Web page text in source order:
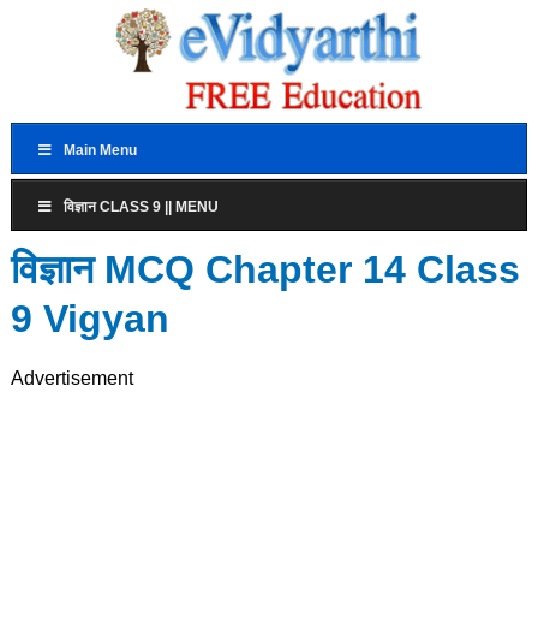
Main Menu
विज्ञान CLASS 9 || MENU
विज्ञान MCQ Chapter 14 Class
9 Vigyan
Advertisement